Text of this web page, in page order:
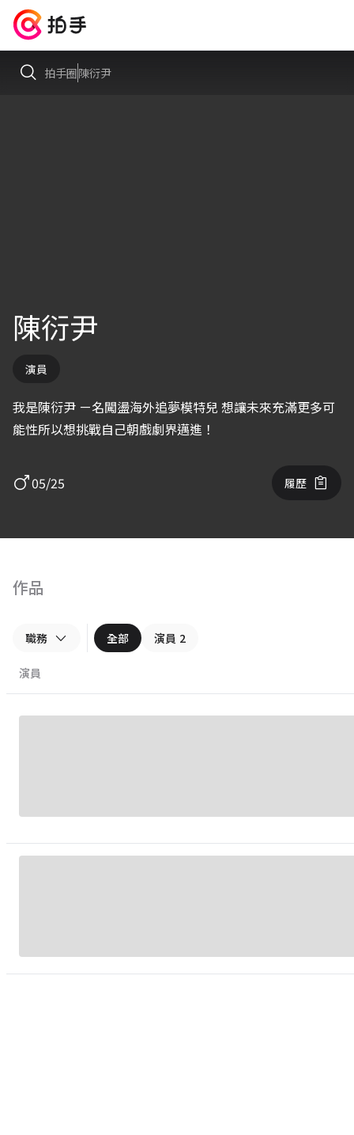
拍手圈陳衍尹
陳衍尹
演員
我是陳衍尹 ㄧ名闖盪海外追夢模特兒 想讓未來充滿更多可
能性所以想挑戰自己朝戲劇界邁進！
05/25 履歷
作品
職務 全部 演員 2
演員